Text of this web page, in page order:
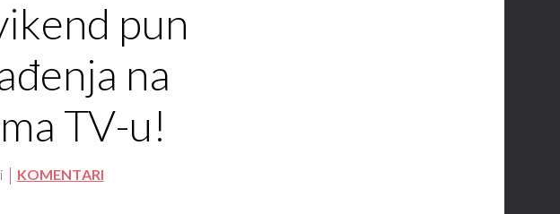
pun
na
TV-u!
KOMENTARI